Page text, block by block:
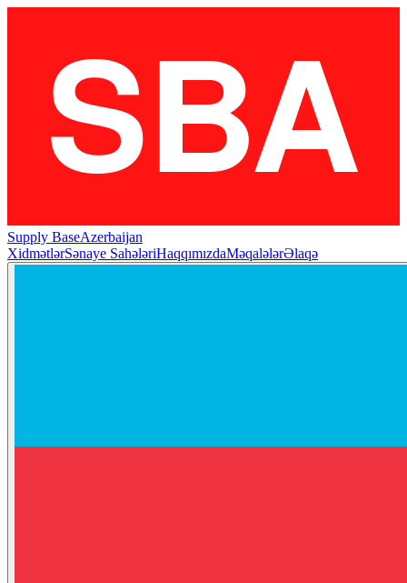
Supply BaseAzerbaijan
XidmətlərSənaye SahələriHaqqımızdaMəqalələrƏlaqə